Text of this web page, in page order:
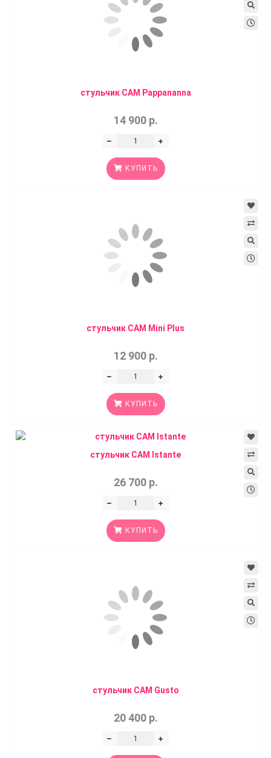
стульчик CAM Pappananna
14 900 р.
КУПИТЬ
стульчик CAM Mini Plus
12 900 р.
КУПИТЬ
стульчик CAM Istante
26 700 р.
КУПИТЬ
стульчик CAM Gusto
20 400 р.